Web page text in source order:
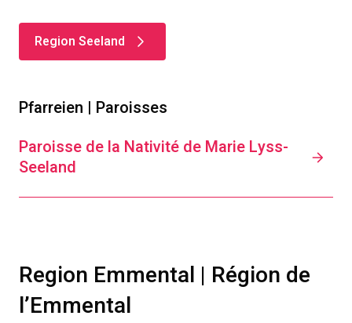
Region Seeland
Pfarreien | Paroisses
Paroisse de la Nativité de Marie Lyss-
Seeland
Region Emmental | Région de
l’Emmental